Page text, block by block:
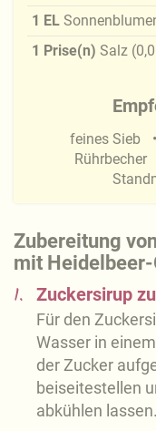
Zubereitung
mit
1. Zuckersirup
Für den
Wasser in
der Zucker
beiseitestellen
abkühlen lassen.
1 EL
1 Prise(n) Salz (
feines Sieb
Rührbecher